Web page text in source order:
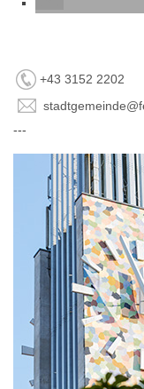
+43 3152 2202
---